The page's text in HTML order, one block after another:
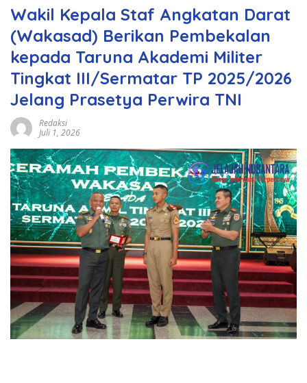
Wakil Kepala Staf Angkatan Darat
(Wakasad) Berikan Pembekalan
kepada Taruna Akademi Militer
Tingkat III/Sermatar TP 2025/2026
Jelang Prasetya Perwira TNI
Redaksi
Juli 1, 2026